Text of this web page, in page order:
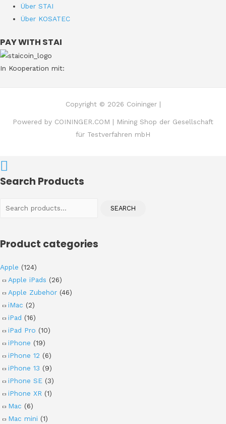
Über STAI
Über KOSATEC
PAY WITH STAI
In Kooperation mit:
Copyright © 2026 Coininger |
Powered by COININGER.COM | Mining Shop der Gesellschaft
für Testverfahren mbH
Search Products
SEARCH
Product categories
Apple (124)
Apple iPads (26)
Apple Zubehör (46)
iMac (2)
iPad (16)
iPad Pro (10)
iPhone (19)
iPhone 12 (6)
iPhone 13 (9)
iPhone SE (3)
iPhone XR (1)
Mac (6)
Mac mini (1)